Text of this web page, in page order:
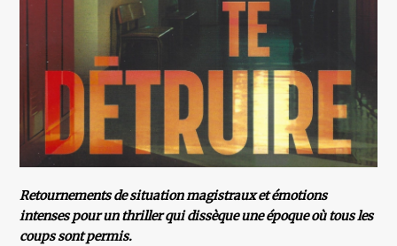
Retournements de situation magistraux et émotions
intenses pour un thriller qui dissèque une époque où tous les
coups sont permis.